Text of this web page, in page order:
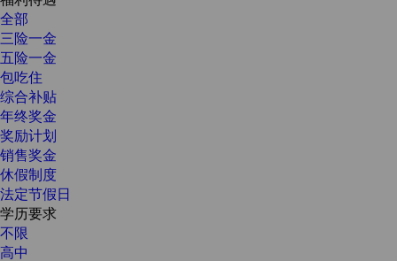
全部
三险一金
五险一金
包吃住
综合补贴
年终奖金
奖励计划
销售奖金
休假制度
法定节假日
学历要求
不限
高中